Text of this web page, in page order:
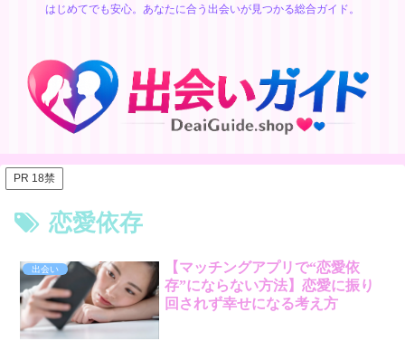
はじめてでも安心。あなたに合う出会いが見つかる総合ガイド。
PR 18禁
恋愛依存
出会い
【マッチングアプリで“恋愛依
存”にならない方法】恋愛に振り
回されず幸せになる考え方